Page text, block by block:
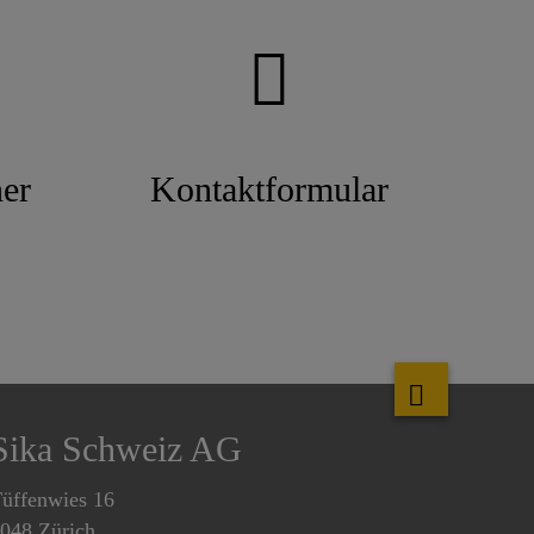
Kontaktformular
Schweiz AG
16